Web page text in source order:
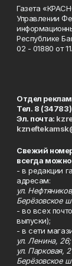
Газета
Управлении
Республике
02 - 01880 от
Отдел
Тел. 8
Эл. почта:
Свежий
всегда
- в редакции
адресам:
ул.
Берёзовское
- во всех
выпуски);
- в сети
ул. Ленина,
ул. Парковая,
Берёзовское